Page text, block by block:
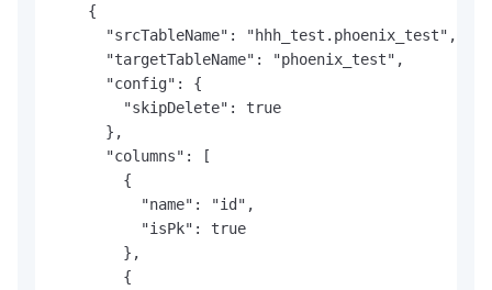
    {
      "srcTableName": "hhh_test.phoenix_test",
      "targetTableName": "phoenix_test",
      "config": {
        "skipDelete": true
      },
      "columns": [
        {
          "name": "id",
          "isPk": true
        },
        {